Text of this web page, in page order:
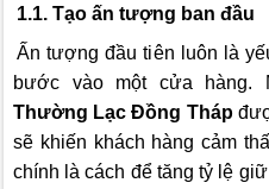
1.1. Tạo ấn tượng ban đầu
Ấn tượng đầu tiên luôn là
bước vào một cửa hàng.
Thường Lạc Đồng Tháp
sẽ khiến khách hàng cảm
chính là cách để tăng tỷ lệ